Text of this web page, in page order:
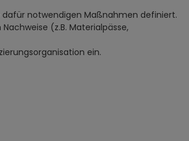
dafür notwendigen Maßnahmen definiert.
(z.B. Materialpässe,
ein.